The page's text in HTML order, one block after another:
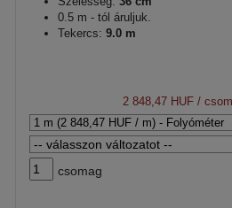
0.5 m - tól áruljuk.
Tekercs: 9.0 m
2 848,47 HUF /
csomag